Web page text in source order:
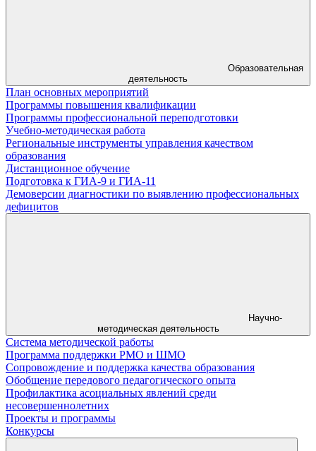
Образовательная
деятельность
План основных мероприятий
Программы повышения квалификации
Программы профессиональной переподготовки
Учебно-методическая работа
Региональные инструменты управления качеством
образования
Дистанционное обучение
Подготовка к ГИА-9 и ГИА-11
Демоверсии диагностики по выявлению профессиональных
дефицитов
Научно-
методическая деятельность
Система методической работы
Программа поддержки РМО и ШМО
Сопровождение и поддержка качества образования
Обобщение передового педагогического опыта
Профилактика асоциальных явлений среди
несовершеннолетних
Проекты и программы
Конкурсы